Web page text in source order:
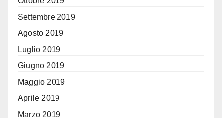
Settembre 2019
Agosto 2019
Luglio 2019
Giugno 2019
Maggio 2019
Aprile 2019
Marzo 2019